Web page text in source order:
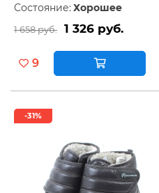
Состояние: Хорошее
1 658 руб. 1 326 руб.
9
-31%